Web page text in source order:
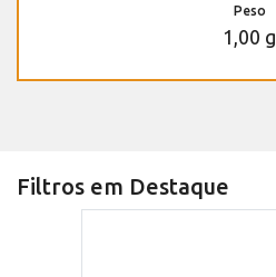
Peso
1,00 g
Filtros em Destaque